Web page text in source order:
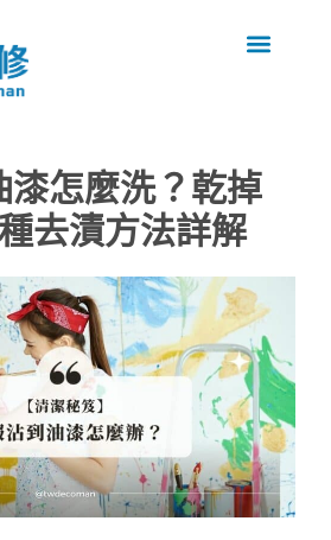
漆怎麼洗？乾掉
去漬方法詳解